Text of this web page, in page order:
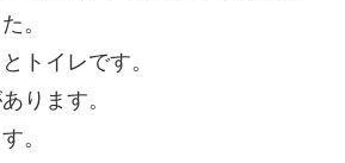
。
トイレです。
ります。
。